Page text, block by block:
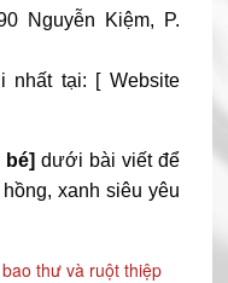
Nguyễn Kiệm, P.
nhất tại: [ Website
bé] dưới bài viết để
xanh siêu yêu
thư và ruột thiệp